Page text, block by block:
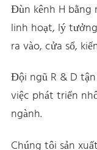
Đùn kênh H
linh hoạt, lý
ra vào, cửa sổ,
Đội ngũ R & D
việc phát triển
ngành.
Chúng tôi sản